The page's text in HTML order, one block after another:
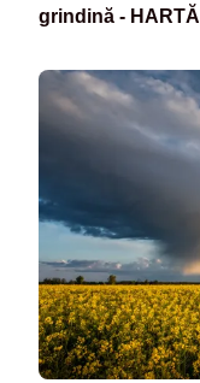
grindină - HARTĂ